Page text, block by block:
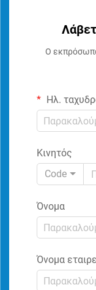
Ο
Ηλ.
Κινητός
Code
Όνομα
Όνομα